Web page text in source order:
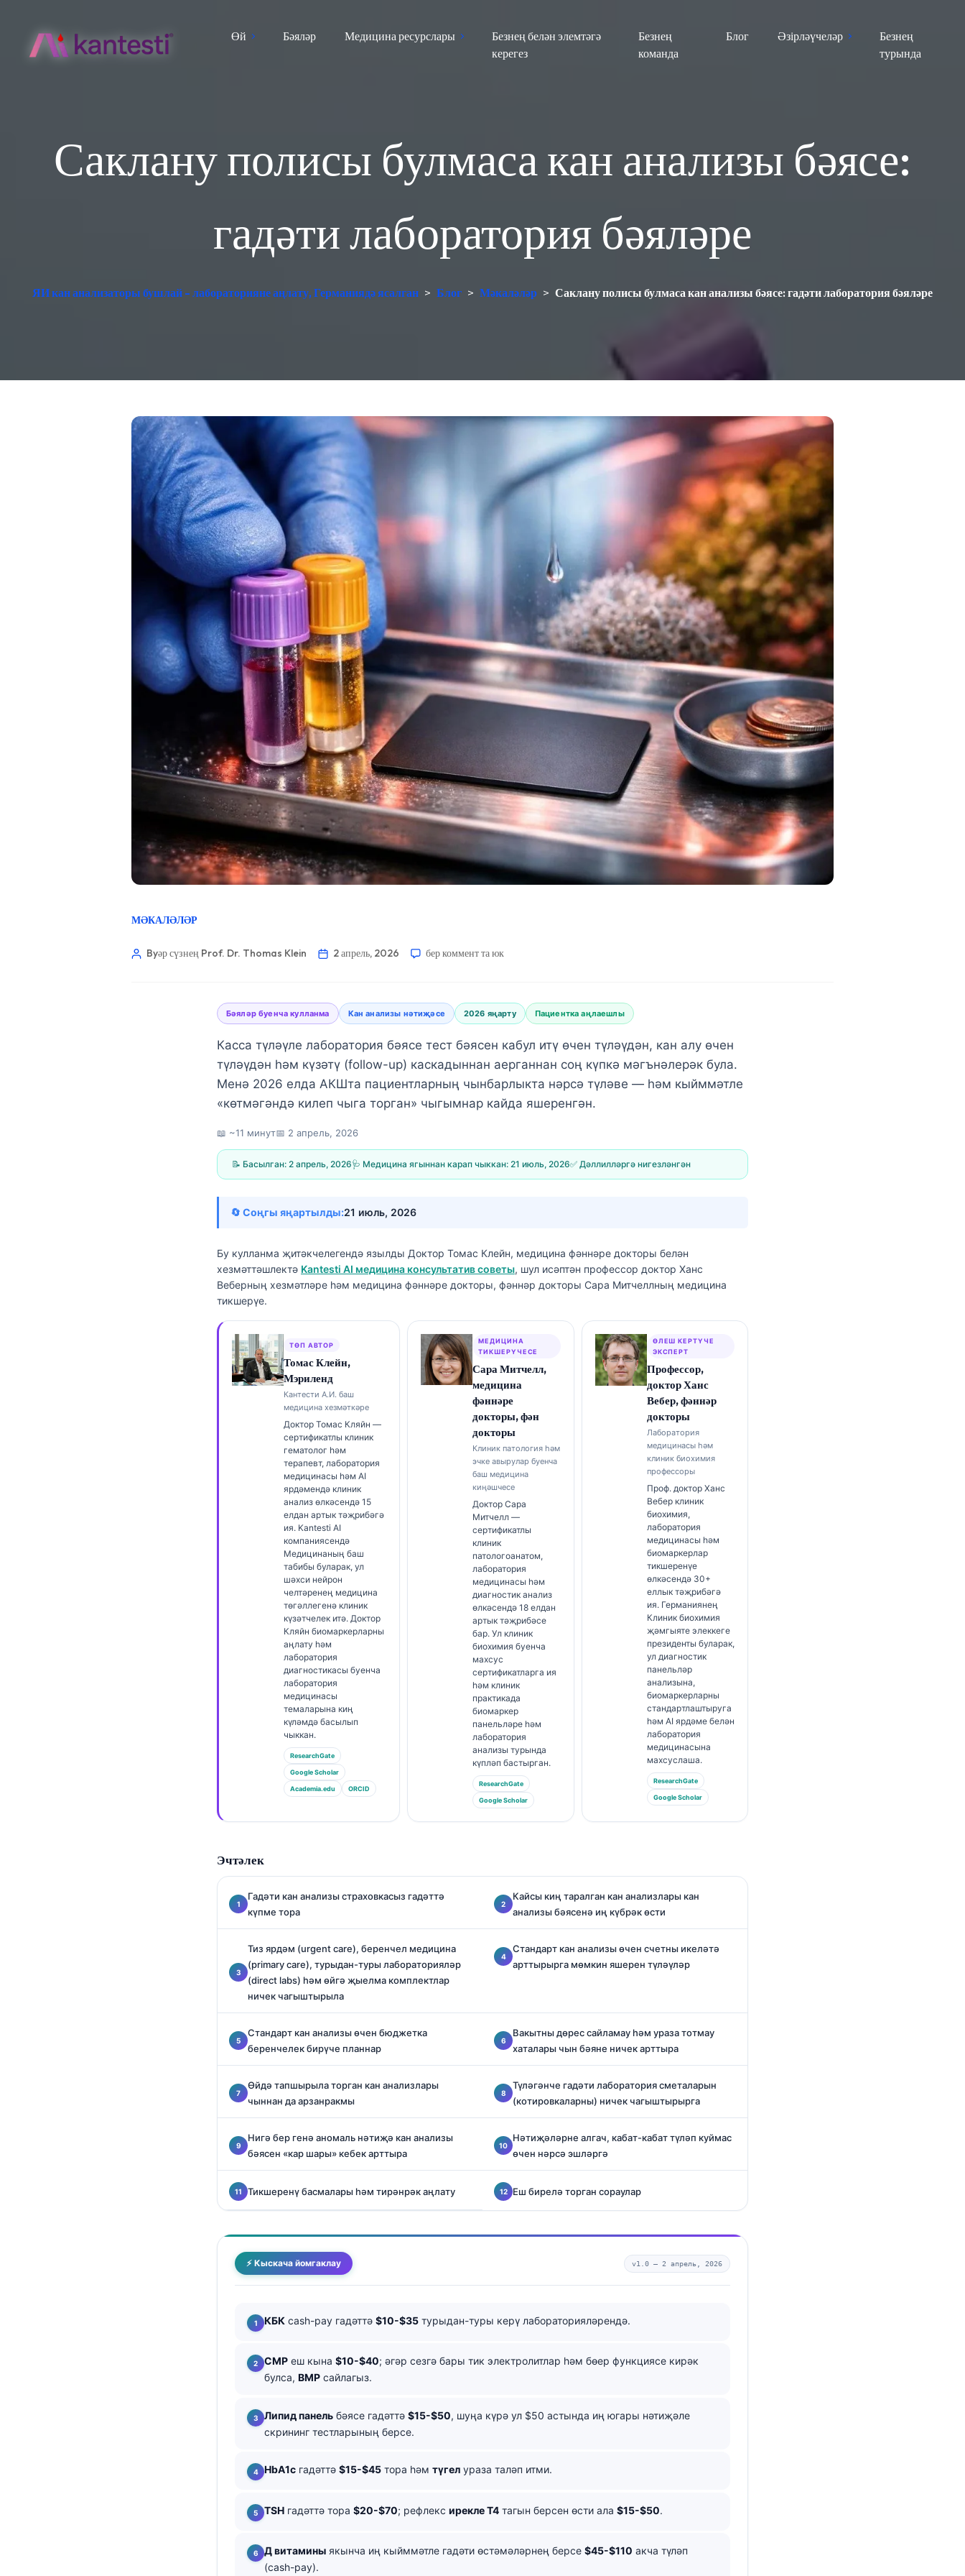
Өй Бәяләр Медицина ресурслары
Безнең белән элемтәгә
керегез
Безнең
команда
Блог Әзірләүчеләр
Безнең
турында
Саклану полисы булмаса кан анализы бәясе:
гадәти лаборатория бәяләре
ЯИ кан анализаторы бушлай - лабораторияне аңлату, Германиядә ясалган > Блог > Мәкаләләр > Саклану полисы булмаса кан анализы бәясе: гадәти лаборатория бәяләре
МӘКАЛӘЛӘР
Byәр сүзнең Prof. Dr. Thomas Klein 2 апрель, 2026 бер коммент та юк
Бәяләр буенча кулланма Кан анализы нәтиҗәсе 2026 яңарту Пациентка аңлаешлы
Касса түләүле лаборатория бәясе тест бәясен кабул итү өчен түләүдән, кан алу өчен
түләүдән һәм күзәтү (follow-up) каскадыннан аерганнан соң күпкә мәгънәлерәк була.
Менә 2026 елда АКШта пациентларның чынбарлыкта нәрсә түләве — һәм кыйммәтле
«көтмәгәндә килеп чыга торган» чыгымнар кайда яшеренгән.
📖 ~11 минут📅 2 апрель, 2026
📝 Басылган: 2 апрель, 2026🩺 Медицина ягыннан карап чыккан: 21 июль, 2026✅ Дәллилләргә нигезләнгән
🔄 Соңгы яңартылды:21 июль, 2026
Бу кулланма җитәкчелегендә язылды Доктор Томас Клейн, медицина фәннәре докторы белән
хезмәттәшлектә Kantesti AI медицина консультатив советы, шул исәптән профессор доктор Ханс
Веберның хезмәтләре һәм медицина фәннәре докторы, фәннәр докторы Сара Митчеллның медицина
тикшерүе.
ТӨП АВТОР
Томас Клейн,
Мэриленд
Кантести А.И. баш
медицина хезмәткәре
Доктор Томас Кляйн —
сертификатлы клиник
гематолог һәм
терапевт, лаборатория
медицинасы һәм AI
ярдәмендә клиник
анализ өлкәсендә 15
елдан артык тәҗрибәгә
ия. Kantesti AI
компаниясендә
Медицинаның баш
табибы буларак, ул
шәхси нейрон
челтәренең медицина
төгәллегенә клиник
күзәтчелек итә. Доктор
Кляйн биомаркерларны
аңлату һәм
лаборатория
диагностикасы буенча
лаборатория
медицинасы
темаларына киң
күләмдә басылып
чыккан.
ResearchGate
Google Scholar
Academia.edu ORCID
МЕДИЦИНА
ТИКШЕРҮЧЕСЕ
Сара Митчелл,
медицина
фәннәре
докторы, фән
докторы
Клиник патология һәм
эчке авырулар буенча
баш медицина
киңәшчесе
Доктор Сара
Митчелл —
сертификатлы
клиник
патологоанатом,
лаборатория
медицинасы һәм
диагностик анализ
өлкәсендә 18 елдан
артык тәҗрибәсе
бар. Ул клиник
биохимия буенча
махсус
сертификатларга ия
һәм клиник
практикада
биомаркер
панельләре һәм
лаборатория
анализы турында
күпләп бастырган.
ResearchGate
Google Scholar
ӨЛЕШ КЕРТҮЧЕ
ЭКСПЕРТ
Профессор,
доктор Ханс
Вебер, фәннәр
докторы
Лаборатория
медицинасы һәм
клиник биохимия
профессоры
Проф. доктор Ханс
Вебер клиник
биохимия,
лаборатория
медицинасы һәм
биомаркерлар
тикшеренүе
өлкәсендә 30+
еллык тәҗрибәгә
ия. Германиянең
Клиник биохимия
җәмгыяте элеккеге
президенты буларак,
ул диагностик
панельләр
анализына,
биомаркерларны
стандартлаштыруга
һәм AI ярдәме белән
лаборатория
медицинасына
махсуслаша.
ResearchGate
Google Scholar
Эчтәлек
Гадәти кан анализы страховкасыз гадәттә
күпме тора
Кайсы киң таралган кан анализлары кан
анализы бәясенә иң күбрәк өсти
Тиз ярдәм (urgent care), беренчел медицина
(primary care), турыдан-туры лабораторияләр
(direct labs) һәм өйгә җыелма комплектлар
ничек чагыштырыла
Стандарт кан анализы өчен счетны икеләтә
арттырырга мөмкин яшерен түләүләр
Стандарт кан анализы өчен бюджетка
беренчелек бирүче планнар
Вакытны дөрес сайламау һәм ураза тотмау
хаталары чын бәяне ничек арттыра
Өйдә тапшырыла торган кан анализлары
чыннан да арзанракмы
Түләгәнче гадәти лаборатория сметаларын
(котировкаларны) ничек чагыштырырга
Нигә бер генә аномаль нәтиҗә кан анализы
бәясен «кар шары» кебек арттыра
Нәтиҗәләрне алгач, кабат-кабат түләп куймас
өчен нәрсә эшләргә
Тикшеренү басмалары һәм тирәнрәк аңлату Еш бирелә торган сораулар
⚡ Кыскача йомгаклау v1.0 — 2 апрель, 2026
КБК cash-pay гадәттә $10-$35 турыдан-туры керү лабораторияләрендә.
CMP еш кына $10-$40; әгәр сезгә бары тик электролитлар һәм бөер функциясе кирәк
булса, BMP сайлагыз.
Липид панель бәясе гадәттә $15-$50, шуңа күрә ул $50 астында иң югары нәтиҗәле
скрининг тестларының берсе.
HbA1c гадәттә $15-$45 тора һәм түгел ураза таләп итми.
TSH гадәттә тора $20-$70; рефлекс ирекле T4 тагын берсен өсти ала $15-$50.
Д витамины якынча иң кыйммәтле гадәти өстәмәләрнең берсе $45-$110 акча түләп
(cash-pay).